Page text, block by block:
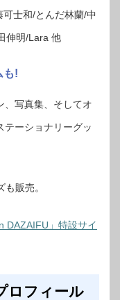
士和/とんだ林蘭/中
伸明/Lara 他
も!
、写真集、そしてオ
テーショナリーグッ
販売。
DAZAIFU」特設サイ
ロフィール